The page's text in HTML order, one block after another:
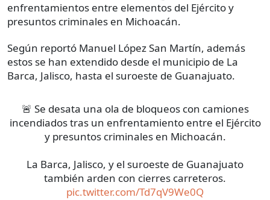
enfrentamientos entre elementos del Ejército y
presuntos criminales en Michoacán.
Según reportó Manuel López San Martín, además
estos se han extendido desde el municipio de La
Barca, Jalisco, hasta el suroeste de Guanajuato.
🚨 Se desata una ola de bloqueos con camiones
incendiados tras un enfrentamiento entre el Ejército
y presuntos criminales en Michoacán.
La Barca, Jalisco, y el suroeste de Guanajuato
también arden con cierres carreteros.
pic.twitter.com/Td7qV9We0Q